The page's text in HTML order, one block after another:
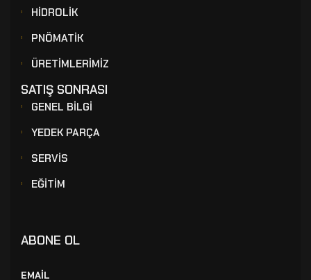
HİDROLİK
PNÖMATİK
ÜRETİMLERİMİZ
SATIŞ SONRASI
GENEL BİLGİ
YEDEK PARÇA
SERVİS
EĞİTİM
ABONE OL
EMAİL